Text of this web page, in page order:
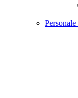
Personale